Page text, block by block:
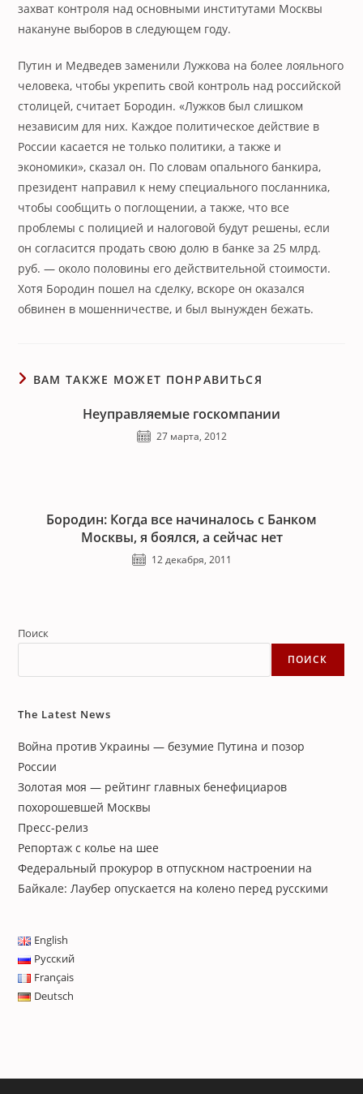
захват контроля над основными институтами Москвы
накануне выборов в следующем году.
Путин и Медведев заменили Лужкова на более лояльного
человека, чтобы укрепить свой контроль над российской
столицей, считает Бородин. «Лужков был слишком
независим для них. Каждое политическое действие в
России касается не только политики, а также и
экономики», сказал он. По словам опального банкира,
президент направил к нему специального посланника,
чтобы сообщить о поглощении, а также, что все
проблемы с полицией и налоговой будут решены, если
он согласится продать свою долю в банке за 25 млрд.
руб. — около половины его действительной стоимости.
Хотя Бородин пошел на сделку, вскоре он оказался
обвинен в мошенничестве, и был вынужден бежать.
ВАМ ТАКЖЕ МОЖЕТ ПОНРАВИТЬСЯ
Неуправляемые госкомпании
27 марта, 2012
Бородин: Когда все начиналось с Банком
Москвы, я боялся, а сейчас нет
12 декабря, 2011
Поиск
ПОИСК
The Latest News
Война против Украины — безумие Путина и позор
России
Золотая моя — рейтинг главных бенефициаров
похорошевшей Москвы
Пресс-релиз
Репортаж с колье на шее
Федеральный прокурор в отпускном настроении на
Байкале: Лаубер опускается на колено перед русскими
English
Русский
Français
Deutsch